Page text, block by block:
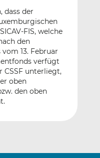
dass der
FIS, welche
den
13. Februar
verfügt
CSSF unterliegt,
oben
den oben